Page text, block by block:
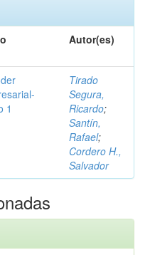
Autor(es)
1
Tirado
Segura,
Ricardo;
Santín,
Rafael;
Cordero H.,
Salvador